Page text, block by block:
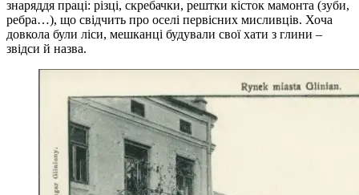
знаряддя праці: різці, скребачки, рештки кісток мамонта (зуби,
ребра…), що свідчить про оселі первісних мисливців. Хоча
довкола були ліси, мешканці будували свої хати з глини –
звідси й назва.